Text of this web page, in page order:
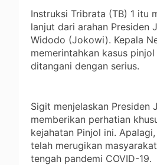
Instruksi Tribrata (TB) 1 itu
lanjut dari arahan Presiden
Widodo (Jokowi). Kepala
memerintahkan kasus
ditangani dengan serius.
Sigit menjelaskan Presiden
memberikan perhatian
kejahatan Pinjol ini.
telah merugikan
tengah pandemi COVID-19.